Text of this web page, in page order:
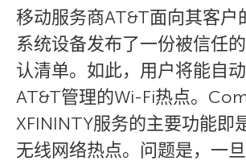
移动服务商AT&T面向其客户
系统设备发布了一份被信任
认清单。如此，用户将能自
AT&T管理的Wi-Fi热点。
XFININTY服务的主要功能即
无线网络热点。问题是，一